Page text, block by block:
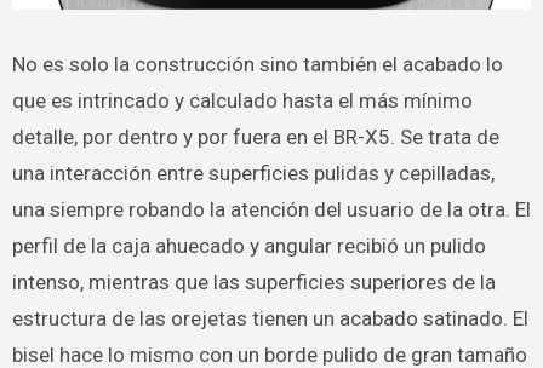
No es solo la construcción sino también el acabado lo
que es intrincado y calculado hasta el más mínimo
detalle, por dentro y por fuera en el BR-X5. Se trata de
una interacción entre superficies pulidas y cepilladas,
una siempre robando la atención del usuario de la otra. El
perfil de la caja ahuecado y angular recibió un pulido
intenso, mientras que las superficies superiores de la
estructura de las orejetas tienen un acabado satinado. El
bisel hace lo mismo con un borde pulido de gran tamaño